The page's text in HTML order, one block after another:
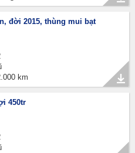
đời 2015, thùng mui bạt
km
450tr